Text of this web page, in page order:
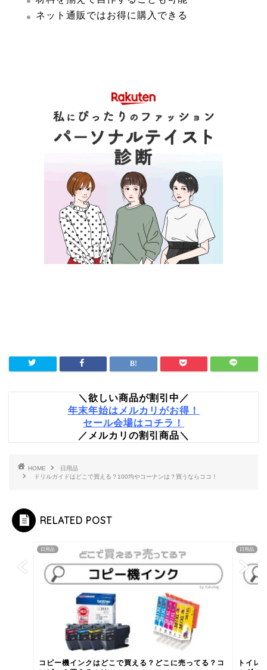
ネット通販ではお得に購入できる
＼欲しい商品が割引中／
年末年始はメルカリがお得！
セール会場はコチラ！
／メルカリの割引商品＼
HOME
日用品
ドリルガイドはどこで買える？100均やコーナンは？買うならココ！
RELATED POST
日用品
コピー機インクはどこで買える？どこに売ってる？コ
日用品
トイレ